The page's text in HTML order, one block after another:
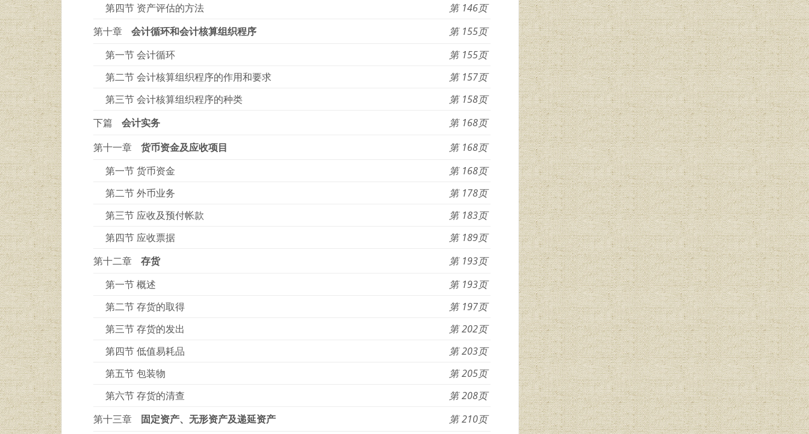
第四节 资产评估的方法
146
第十章
会计循环和会计核算组织程序
155
第一节 会计循环
155
第二节 会计核算组织程序的作用和要求
157
第三节 会计核算组织程序的种类
158
下篇
会计实务
168
第十一章
货币资金及应收项目
168
第一节 货币资金
168
第二节 外币业务
178
第三节 应收及预付帐款
183
第四节 应收票据
189
第十二章
存货
193
第一节 概述
193
第二节 存货的取得
197
第三节 存货的发出
202
第四节 低值易耗品
203
第五节 包装物
205
第六节 存货的清查
208
第十三章
固定资产、无形资产及递延资产
210